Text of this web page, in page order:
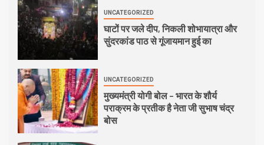
UNCATEGORIZED
घाटों पर जले दीप, निकली शोभायात्रा और
सुंदरकांड पाठ से गूंजायमान हुई का
UNCATEGORIZED
मुख्यमंत्री योगी बोल – भारत के शौर्य
पराक्रम के प्रतीक है नेता जी सुभाष चंद्र
बोस